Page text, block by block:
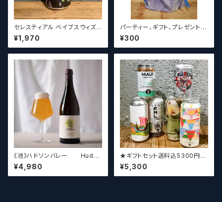
セレスティアル ベイブスウィズ
ザパワー / Celestial Beerwo
rks Babes With the Power
¥1,970
パーティー、ギフト、プレゼント、
お中元、お歳暮、結婚祝い等の
贈り物やお祝いに！
¥300
《池》ハドソンバレー Hudso
n Valley Blossom
¥4,980
★ギフトセット送料込5300円★
（お好みに合わせて4～5本チョ
イスさせていただきます）【クラフ
トビール】
¥5,300